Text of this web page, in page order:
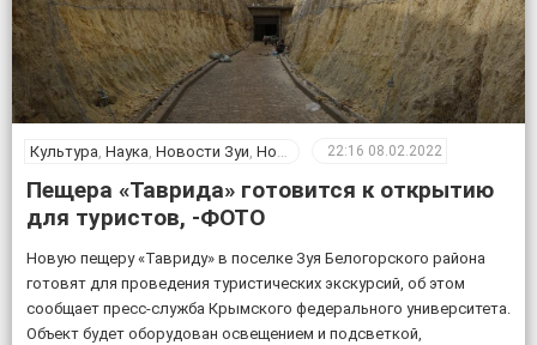
Культура Наука Новости Зуи Новости Крыма ,Общество
22:16 08.02.2022
Пещера «Таврида» готовится к открытию
для туристов, -ФОТО
Новую пещеру «Тавриду» в поселке Зуя Белогорского района
готовят для проведения туристических экскурсий, об этом
сообщает пресс-служба Крымского федерального университета.
Объект будет оборудован освещением и подсветкой,